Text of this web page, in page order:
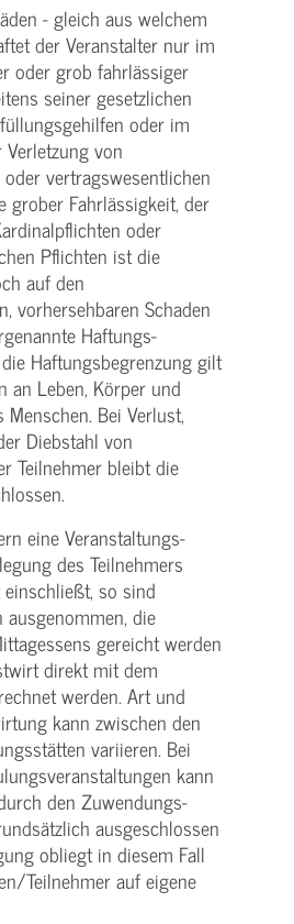
- gleich aus welchem
der Veranstalter nur im
oder grob fahrlässiger
seiner gesetzlichen
oder im
von
vertrags­wesentlichen
grober Fahrlässigkeit, der
oder
Pflichten ist die
auf den
vorhersehbaren Schaden
Haftungs­
Haftungs­begrenzung gilt
an Leben, Körper und
Bei Verlust,
Diebstahl von
Teilnehmer bleibt die
eine Veranstaltungs­
des Teilnehmers
so sind
die
gereicht werden
direkt mit dem
werden. Art und
kann zwischen den
variieren. Bei
kann
den Zuwendungs­
ausgeschlossen
obliegt in diesem Fall
­Teilnehmer auf eigene